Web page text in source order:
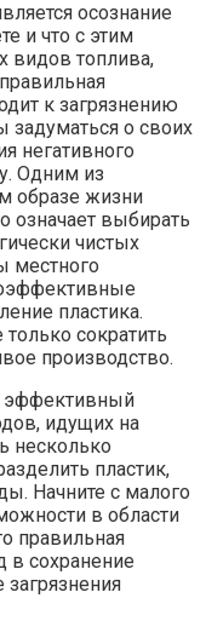
осознание
и что с этим
видов топлива,
к загрязнению
о своих
негативного
Одним из
образе жизни
означает выбирать
чистых
местного
пластика.
сократить
производство.
эффективный
идущих на
несколько
пластик,
Начните с малого
в области
правильная
в сохранение